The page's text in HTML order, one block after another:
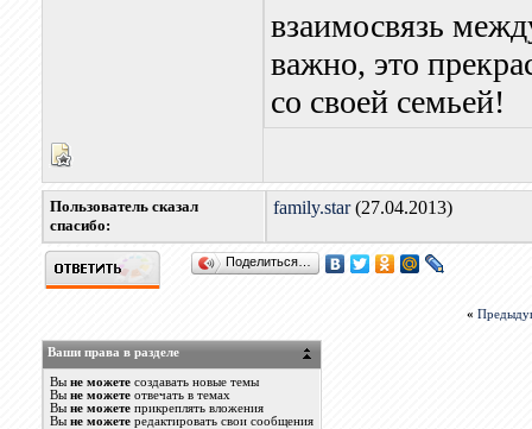
взаимосвязь
важно, это
со своей семьей!
Пользователь сказал
cпасибо:
family.star(27.04.2013)
Поделиться…
«
Ваши права в разделе
Вы не можетесоздавать новые темы
Вы не можетеотвечать в темах
Вы не можетеприкреплять вложения
Вы не можетередактировать свои сообщения